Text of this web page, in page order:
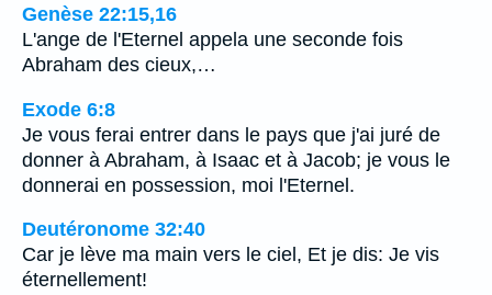
Genèse 22:15,16
L'ange de l'Eternel appela une seconde fois
Abraham des cieux,…
Exode 6:8
Je vous ferai entrer dans le pays que j'ai juré de
donner à Abraham, à Isaac et à Jacob; je vous le
donnerai en possession, moi l'Eternel.
Deutéronome 32:40
Car je lève ma main vers le ciel, Et je dis: Je vis
éternellement!